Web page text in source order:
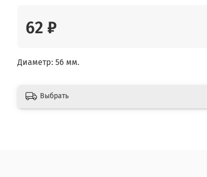
62 ₽
Диаметр: 56 мм.
Выбрать